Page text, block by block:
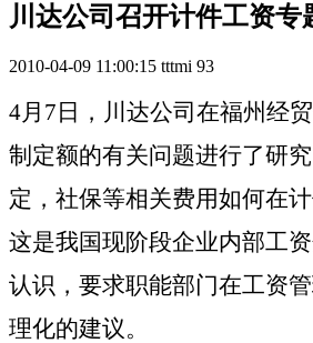
川达公司召开计件工资专
2010-04-09 11:00:15 tttmi 93
4月 7 日，川达公司在福州经
制定额的有关问题进行了研
定，社保等相关费用如何在
这是我国现阶段企业内部工
认识，要求职能部门在工资
理化的建议。